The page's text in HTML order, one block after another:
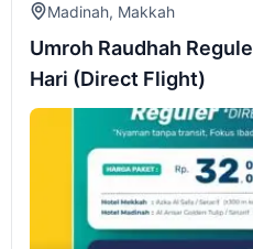
Madinah, Makkah
Umroh Raudhah
Hari (Direct Flight)